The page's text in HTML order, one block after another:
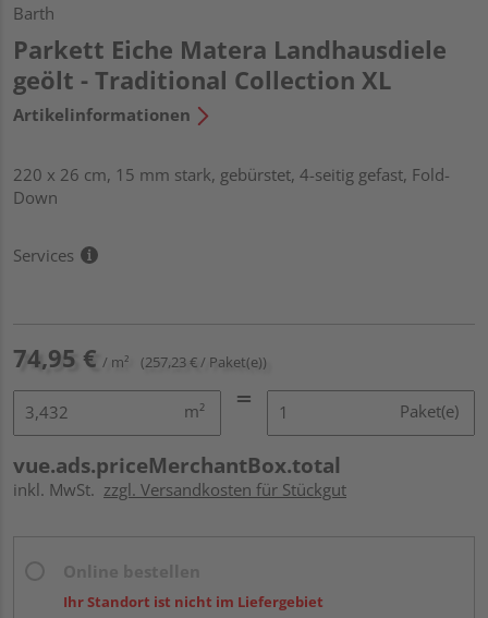
Barth
Parkett Eiche Matera Landhausdiele
geölt - Traditional Collection XL
Artikelinformationen
220 x 26 cm, 15 mm stark, gebürstet, 4-seitig gefast, Fold-
Down
Services
74,95 € / m² (257,23 € / Paket(e))
m² Paket(e)
vue.ads.priceMerchantBox.total
inkl. MwSt. zzgl. Versandkosten für Stückgut
Ihr Standort ist nicht im Liefergebiet